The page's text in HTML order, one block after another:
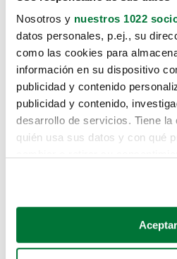
Nosotros y nuestros 1022
datos personales, p.ej., su
como las cookies para
información en su dispositivo
publicidad y contenido
publicidad y contenido,
desarrollo de servicios. Tiene la
quién usa sus datos y con qué
Si lo permite, también
Recopilar información
Aceptar
Lo sentimos, no
te hemos traido
Pero puedes encontrar el
buscando en alguno de
Coches de segunda mano
Coches de km0